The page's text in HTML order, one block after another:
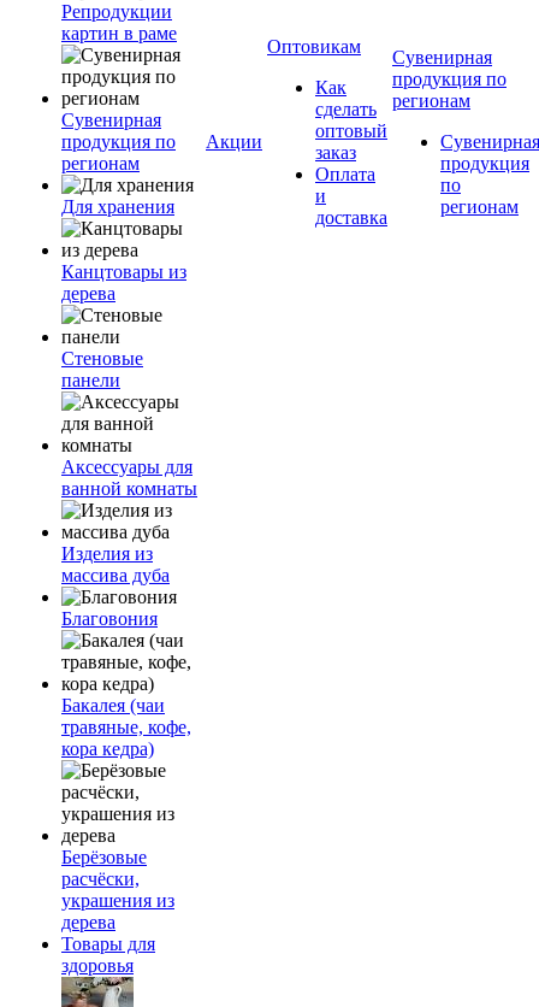
Репродукции
картин в раме
Сувенирная
продукция по
регионам
Для хранения
Канцтовары из
дерева
Стеновые
панели
Аксессуары для
ванной комнаты
Изделия из
массива дуба
Благовония
Бакалея (чаи
травяные, кофе,
кора кедра)
Берёзовые
расчёски,
украшения из
дерева
Товары для
здоровья
Акции
Оптовикам
Как
сделать
оптовый
заказ
Оплата
и
доставка
Сувенирная
продукция по
регионам
Сувенирная
продукция
по
регионам